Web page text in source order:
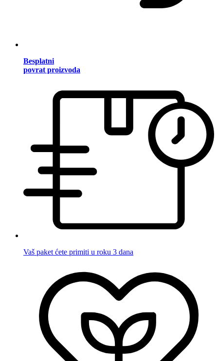
Besplatni
povrat proizvoda
Vaš paket ćete primiti u roku 3 dana